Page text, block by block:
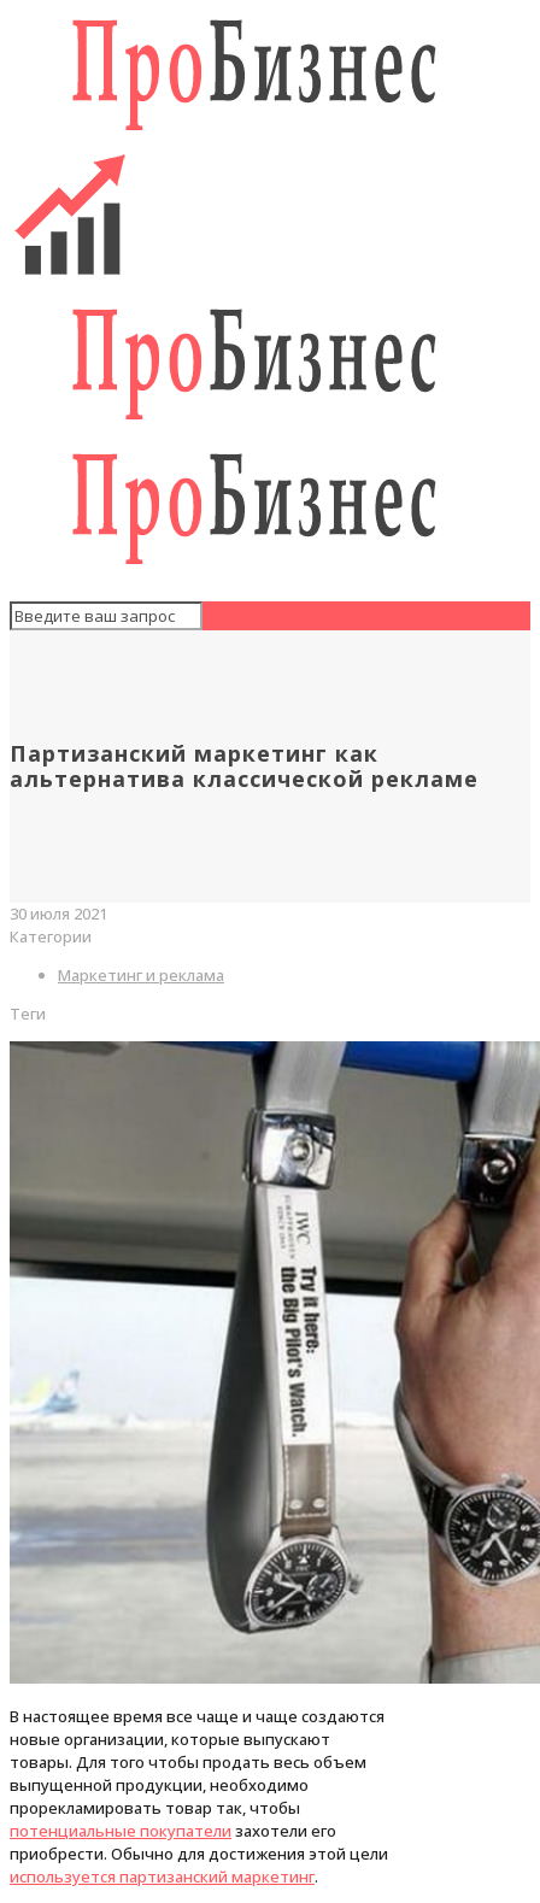
Партизанский маркетинг как
альтернатива классической рекламе
30 июля 2021
Категории
Маркетинг и реклама
Теги
В настоящее время все чаще и чаще создаются
новые организации, которые выпускают
товары. Для того чтобы продать весь объем
выпущенной продукции, необходимо
прорекламировать товар так, чтобы
потенциальные покупатели захотели его
приобрести. Обычно для достижения этой цели
используется партизанский маркетинг.